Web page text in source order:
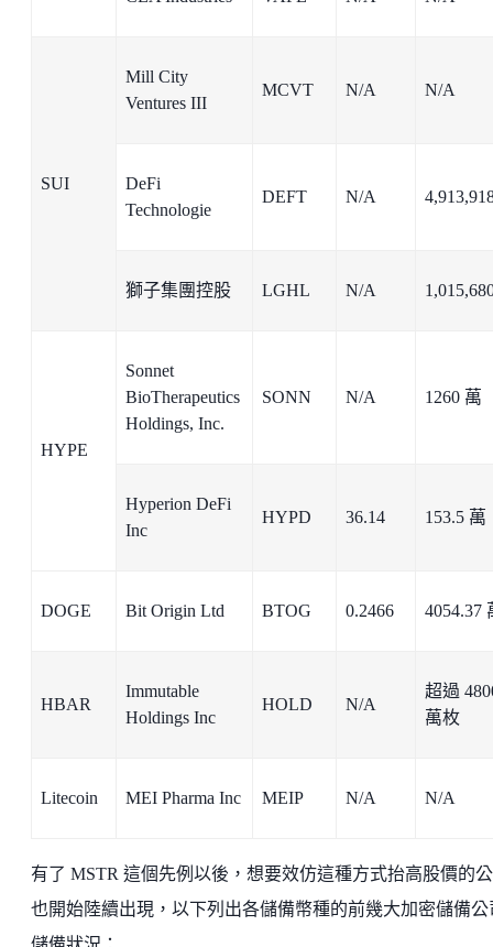
SUI
Mill City
Ventures III
MCVT N/A N/A
DeFi
Technologie
DEFT N/A
獅子集團控股 LGHL N/A
HYPE
Sonnet
BioTherapeutics
Holdings, Inc.
SONN N/A 1260 萬
Hyperion DeFi
Inc
HYPD 36.14 153.5 萬
DOGE Bit Origin Ltd BTOG 0.2466 4054.37
HBAR
Immutable
Holdings Inc
HOLD N/A
超過
萬枚
Litecoin MEI Pharma Inc MEIP N/A N/A
有了 MSTR 這個先例以後，想要效仿這種方式抬高股價的
也開始陸續出現，以下列出各儲備幣種的前幾大加密儲備公